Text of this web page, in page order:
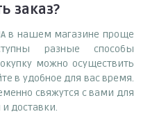
заказ?
в нашем магазине проще
разные способы
можно осуществить
в удобное для вас время.
свяжутся с вами для
доставки.